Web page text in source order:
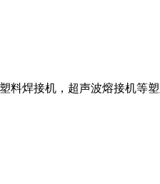
声波塑料焊接机，超声